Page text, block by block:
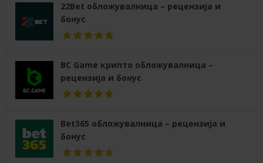
22Bet обложувалница – рецензија и
бонус
BC Game крипто обложувалница –
рецензија и бонус
Bet365 обложувалница – рецензија и
бонус